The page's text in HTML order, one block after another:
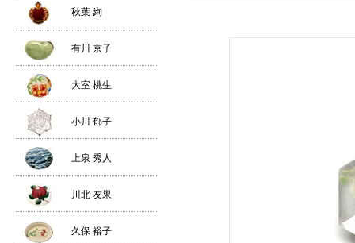
秋葉 絢
有川 京子
大室 桃生
小川 郁子
上泉 秀人
川北 友果
久保 裕子